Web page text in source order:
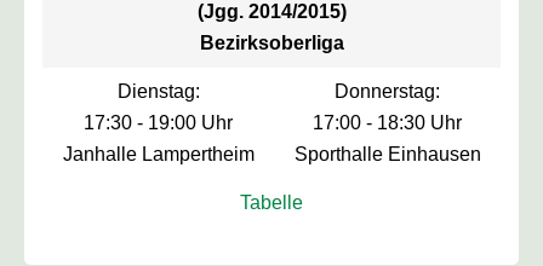
(Jgg. 2014/2015)
Bezirksoberliga
Dienstag:
17:30 - 19:00 Uhr
Janhalle Lampertheim
Donnerstag:
17:00 - 18:30 Uhr
Sporthalle Einhausen
Tabelle